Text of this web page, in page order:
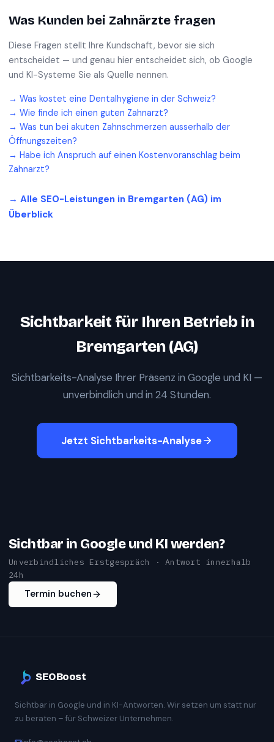
Was Kunden bei Zahnärzte fragen
Diese Fragen stellt Ihre Kundschaft, bevor sie sich
entscheidet — und genau hier entscheidet sich, ob Google
und KI-Systeme Sie als Quelle nennen.
→ Was kostet eine Dentalhygiene in der Schweiz?
→ Wie finde ich einen guten Zahnarzt?
→ Was tun bei akuten Zahnschmerzen ausserhalb der
Öffnungszeiten?
→ Habe ich Anspruch auf einen Kostenvoranschlag beim
Zahnarzt?
→ Alle SEO-Leistungen in Bremgarten (AG) im
Überblick
Sichtbarkeit für Ihren Betrieb in
Bremgarten (AG)
Sichtbarkeits-Analyse Ihrer Präsenz in Google und KI —
unverbindlich und in 24 Stunden.
Jetzt Sichtbarkeits-Analyse
Sichtbar in Google und KI werden?
Unverbindliches Erstgespräch · Antwort innerhalb
24h
Termin buchen
SEOBoost
Sichtbar in Google und in KI-Antworten. Wir setzen um statt nur
zu beraten – für Schweizer Unternehmen.